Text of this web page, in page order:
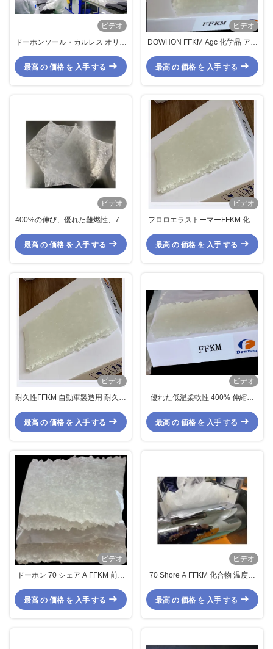
ビデオ
ドーホンソール・カルレス オリン
最高 の 価格 を 入手 する
ビデオ
DOWHON FFKM Agc 化学品 アフ
200p/ 300s オリング
最高 の 価格 を 入手 する
ビデオ
400%の伸び、優れた難燃性、70-
FFKMコンパウンド
最高 の 価格 を 入手 する
ビデオ
フロロエラストーマーFFKM 化合
最高 の 価格 を 入手 する
ビデオ
耐久性FFKM 自動車製造用 耐久性
最高 の 価格 を 入手 する
ビデオ
優れた低温柔軟性 400% 伸縮性
最高 の 価格 を 入手 する
ビデオ
ドーホン 70 シェア A FFKM 前置
最高 の 価格 を 入手 する
ビデオ
70 Shore A FFKM 化合物 温度範
低温柔軟性
最高 の 価格 を 入手 する